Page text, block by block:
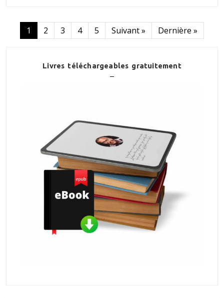
Pagination
1 2 3 4 5 Page suivante
Suivant » Dernière page
Dernière »
Livres téléchargeables gratuitement